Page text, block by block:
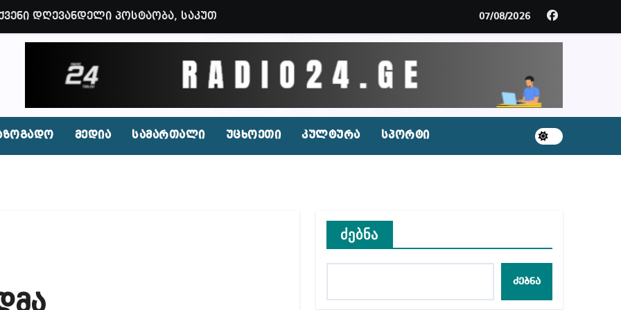
დღევანდელი პოსტაობა, საკუთარ თავთან შეგარცხვენთ – ეკა კუპატაძე ნანუკა ჟორჟოლიანს
ტარაკნებიან, უჰაერო საკანში, ამდენი ხნით სამარტოო საკანში მოთავსება, საერთაშორისო
კახეთში ქორწილის დროს? (ვიდეო)
რომლებსაც საბავშვი ბაღებში საქონლის ხორცის ნაცვლად ცხენის ხორცი შეჰქონდათ
ნამდვილად არის რეაგირება საჭირო კოორდინირებულ შეტევაზე ჩვენი ეროვნული იდენტობის
ცხელ დღეებში? – დაავადებათა კონტროლის ცენტრის რეკომენდაციები
შექმნან მდინარაძის სამინისტრო – გია ხუხაშვილი
გარშემო — COVID-19-ის წარმოშობის გამოძიებიდან შესაძლო სისხლის სამართლის საქმემდე
ოპოზიციური ტელევიზიებით უკმაყოფილოა
07/08/2026
მედია სამართალი უცხოეთი კულტურა სპორტი
ძებნა
ძებნა